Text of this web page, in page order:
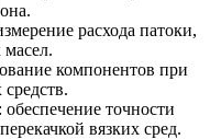
расхода патоки,
компонентов при
точности
вязких сред.